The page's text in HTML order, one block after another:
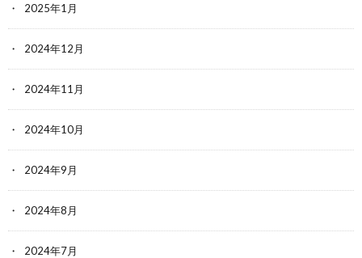
2025年1月
2024年12月
2024年11月
2024年10月
2024年9月
2024年8月
2024年7月